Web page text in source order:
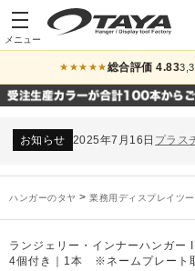
★★★★★総合評価 4.83
お知らせ 2024年12月12日年末
お知らせ
2026年3月7日
お知らせ 2025年3月14日 木製ハ
お知らせ 2025年3月14日木製ハ
ハンガーのタヤ > 業務用ディスプレイツ
ランジェリー・インナーハンガ
4個付き｜1本 ※ネームプレート